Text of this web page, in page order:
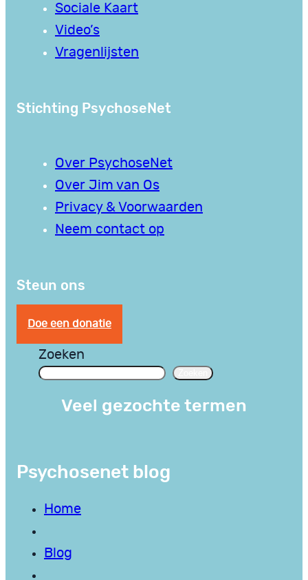
Sociale Kaart
Video’s
Vragenlijsten
Stichting PsychoseNet
Over PsychoseNet
Over Jim van Os
Privacy & Voorwaarden
Neem contact op
Steun ons
Doe een donatie
Zoeken
Veel gezochte termen
Psychosenet blog
Home
Blog